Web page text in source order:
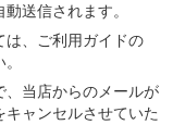
送信されます。
は、ご利用ガイドの
、当店からのメールが
ャンセルさせていた